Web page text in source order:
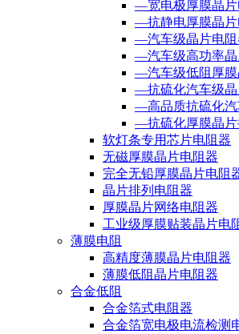
—宽电极厚膜晶片
—抗静电厚膜晶片
—汽车级晶片电阻
—汽车级高功率晶
—汽车级低阻厚膜
—抗硫化汽车级晶
—高品质抗硫化汽
—抗硫化厚膜晶片
软灯条专用芯片电阻器
无磁厚膜晶片电阻器
完全无铅厚膜晶片电阻
晶片排列电阻器
厚膜晶片网络电阻器
工业级厚膜贴装晶片电
薄膜电阻
高精度薄膜晶片电阻器
薄膜低阻晶片电阻器
合金低阻
合金箔式电阻器
合金箔宽电极电流检测